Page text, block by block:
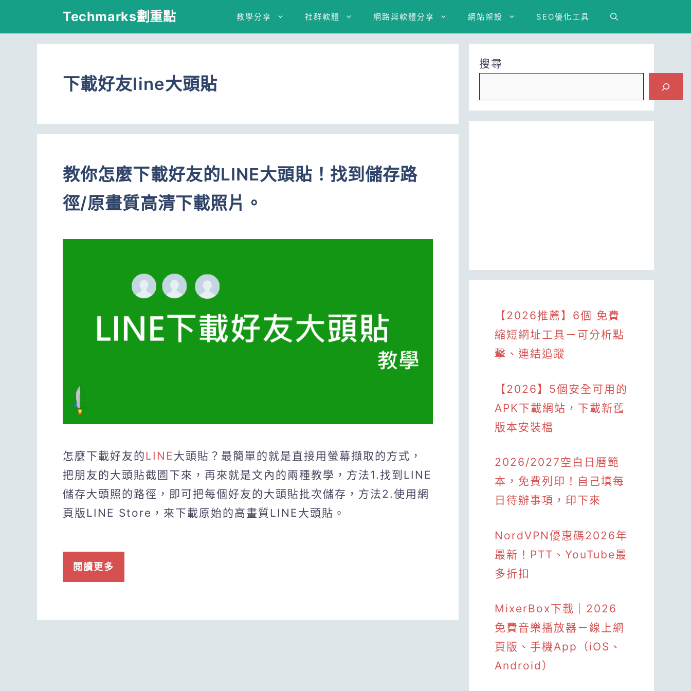
Techmarks劃重點 教學分享 社群軟體 網路與軟體分享 網站架設 SEO優化工具
下載好友line大頭貼
教你怎麼下載好友的LINE大頭貼！找到儲存路
徑/原畫質高清下載照片。
怎麼下載好友的LINE 大頭貼？最簡單的就是直接用螢幕擷取的方式，
把朋友的大頭貼截圖下來，再來就是文內的兩種教學，方法1.找到LINE
儲存大頭照的路徑，即可把每個好友的大頭貼批次儲存，方法2.使用網
頁版LINE Store，來下載原始的高畫質LINE大頭貼。
閱讀更多
搜尋
【2026推薦】6個 免費
縮短網址工具－可分析點
擊、連結追蹤
【2026】5個安全可用的
APK下載網站，下載新舊
版本安裝檔
2026/2027空白日曆範
本，免費列印！自己填每
日待辦事項，印下來
NordVPN優惠碼2026年
最新！PTT、YouTube最
多折扣
MixerBox下載｜2026
免費音樂播放器－線上網
頁版、手機App（iOS、
Android）